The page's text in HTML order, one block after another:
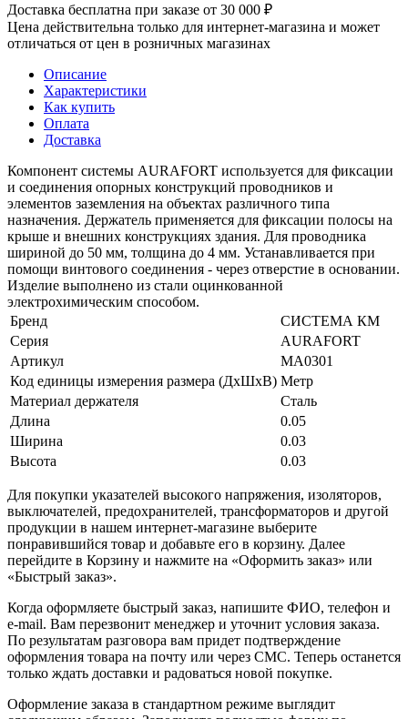
Доставка бесплатна при заказе от 30 000 ₽
Цена действительна только для интернет-магазина и может
отличаться от цен в розничных магазинах
Описание
Характеристики
Как купить
Оплата
Доставка
Компонент системы AURAFORT используется для фиксации
и соединения опорных конструкций проводников и
элементов заземления на объектах различного типа
назначения. Держатель применяется для фиксации полосы на
крыше и внешних конструкциях здания. Для проводника
шириной до 50 мм, толщина до 4 мм. Устанавливается при
помощи винтового соединения - через отверстие в основании.
Изделие выполнено из стали оцинкованной
электрохимическим способом.
Бренд
СИСТЕМА КМ
Серия
AURAFORT
Артикул
MA0301
Код единицы измерения размера (ДхШхВ) Метр
Материал держателя
Сталь
Длина
0.05
Ширина
0.03
Высота
0.03
Для покупки указателей высокого напряжения, изоляторов,
выключателей, предохранителей, трансформаторов и другой
продукции в нашем интернет-магазине выберите
понравившийся товар и добавьте его в корзину. Далее
перейдите в Корзину и нажмите на «Оформить заказ» или
«Быстрый заказ».
Когда оформляете быстрый заказ, напишите ФИО, телефон и
e-mail. Вам перезвонит менеджер и уточнит условия заказа.
По результатам разговора вам придет подтверждение
оформления товара на почту или через СМС. Теперь останется
только ждать доставки и радоваться новой покупке.
Оформление заказа в стандартном режиме выглядит